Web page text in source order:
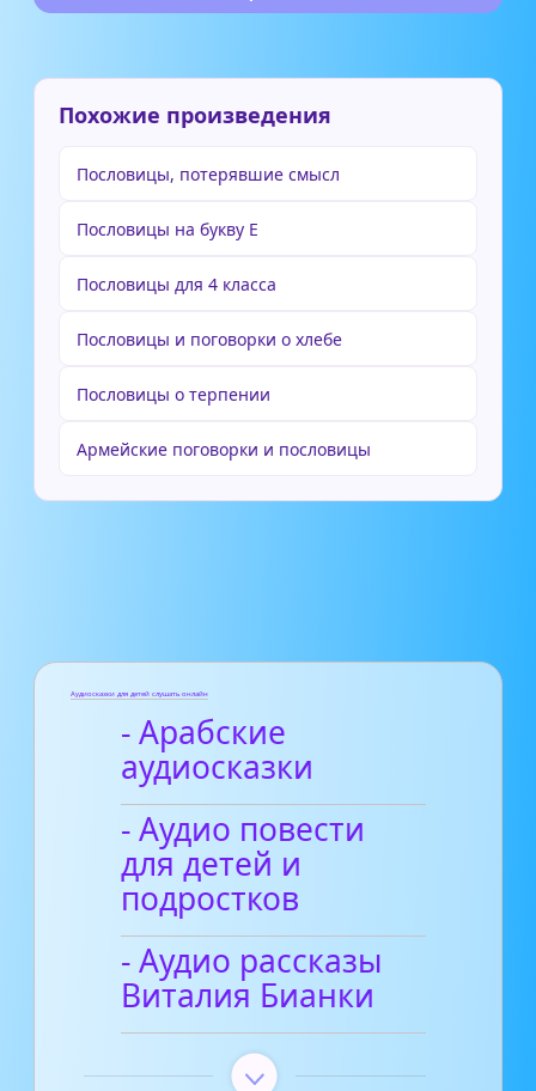
Похожие произведения
Пословицы, потерявшие смысл
Пословицы на букву Е
Пословицы для 4 класса
Пословицы и поговорки о хлебе
Пословицы о терпении
Армейские поговорки и пословицы
Аудиосказки для детей слушать онлайн
- Арабские
аудиосказки
- Аудио повести
для детей и
подростков
- Аудио рассказы
Виталия Бианки